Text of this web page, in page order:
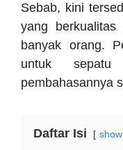
Sebab, kini
yang berkualitas
banyak orang.
untuk
pembahasannya
Daftar Isi show